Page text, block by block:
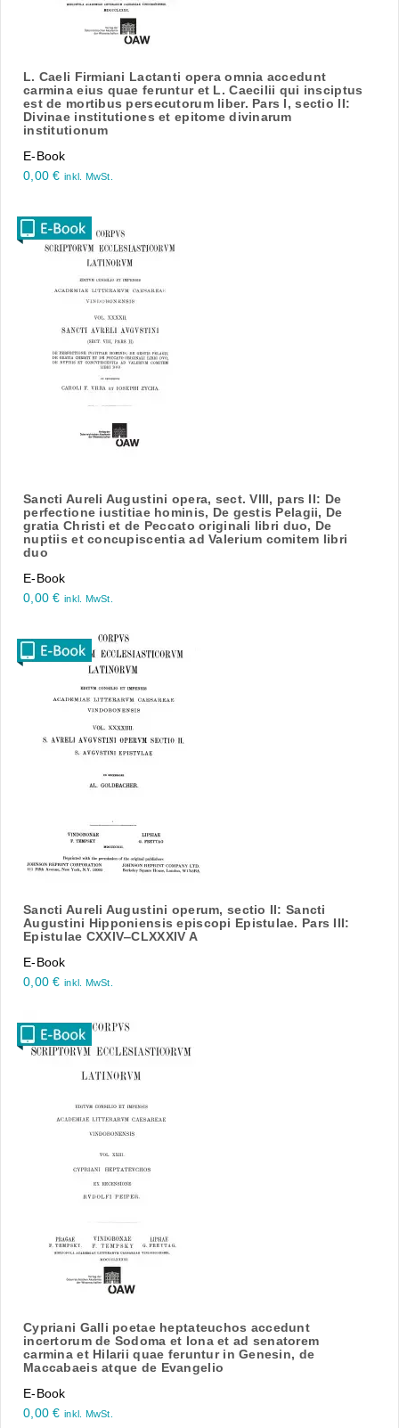
L. Caeli Firmiani Lactanti opera omnia accedunt
carmina eius quae feruntur et L. Caecilii qui insciptus
est de mortibus persecutorum liber. Pars I, sectio II:
Divinae institutiones et epitome divinarum
institutionum
E-Book
0,00€ inkl. MwSt.
Sancti Aureli Augustini opera, sect. VIII, pars II: De
perfectione iustitiae hominis, De gestis Pelagii, De
gratia Christi et de Peccato originali libri duo, De
nuptiis et concupiscentia ad Valerium comitem libri
duo
E-Book
0,00€ inkl. MwSt.
Sancti Aureli Augustini operum, sectio II: Sancti
Augustini Hipponiensis episcopi Epistulae. Pars III:
Epistulae CXXIV‒CLXXXIV A
E-Book
0,00€ inkl. MwSt.
Cypriani Galli poetae heptateuchos accedunt
incertorum de Sodoma et Iona et ad senatorem
carmina et Hilarii quae feruntur in Genesin, de
Maccabaeis atque de Evangelio
E-Book
0,00€ inkl. MwSt.